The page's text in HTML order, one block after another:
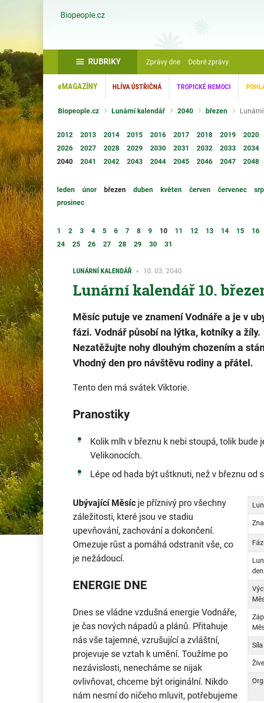
Biopeople.cz
RUBRIKY Zprávy dne Dobré zprávy
eMAGAZÍNY HLÍVA ÚSTŘIČNÁ TROPICKÉ NEMOCI
Biopeople.cz Lunární kalendář 2040 březen
2012 2013 2014 2015 2016 2017 2018 2019 2020
2026
2027 2028 2029 2030 2031 2032 2033 2034
2040
2041 2042 2043 2044 2045 2046 2047 2048
leden únor březen duben květen červen červenec
prosinec
1 2 3 4 5 6 7 8 9 10 11 12 13 14 15 16
24
25 26 27 28 29 30 31
LUNÁRNÍ KALENDÁŘ 10. 03. 2040
Lunární kalendář 10.
Měsíc putuje ve znamení Vodnáře a je v
fázi. Vodnář působí na lýtka, kotníky a žíly.
Nezatěžujte nohy dlouhým chozením a
Vhodný den pro návštěvu rodiny a přátel.
Tento den má svátek Viktorie.
Pranostiky
Kolik mlh v březnu k nebi stoupá, tolik bude
Velikonocích.
Lépe od hada být uštknuti, než v březnu od
den
Síla
Živel
Ubývající Měsíc je příznivý pro všechny
záležitosti, které jsou ve stadiu
upevňování, zachování a dokončení.
Omezuje růst a pomáhá odstranit vše, co
je nežádoucí.
ENERGIE DNE
Dnes se vládne vzdušná energie Vodnáře,
je čas nových nápadů a plánů. Přitahuje
nás vše tajemné, vzrušující a zvláštní,
projevuje se vztah k umění. Toužíme po
nezávislosti, nenecháme se nijak
ovlivňovat, chceme být originální. Nikdo
nám nesmí do ničeho mluvit, potřebujeme